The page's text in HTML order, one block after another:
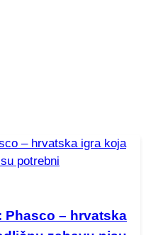
Phasco – hrvatska